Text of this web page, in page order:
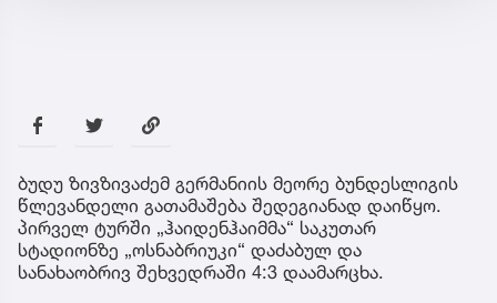
ბუდუ ზივზივაძემ გერმანიის მეორე ბუნდესლიგის
წლევანდელი გათამაშება შედეგიანად დაიწყო.
პირველ ტურში „ჰაიდენჰაიმმა“ საკუთარ
სტადიონზე „ოსნაბრიუკი“ დაძაბულ და
სანახაობრივ შეხვედრაში 4:3 დაამარცხა.